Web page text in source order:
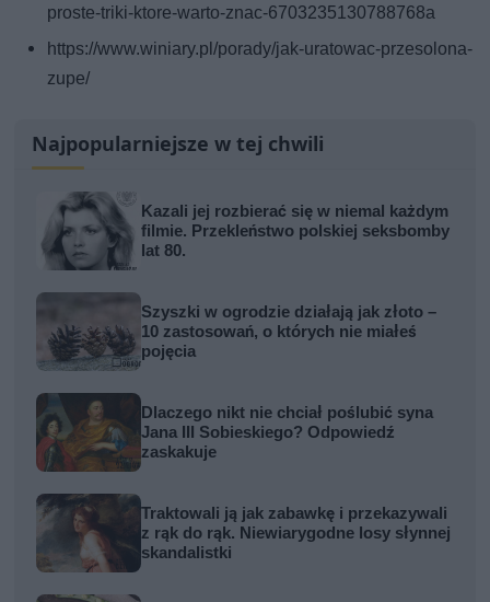
proste-triki-ktore-warto-znac-6703235130788768a
https://www.winiary.pl/porady/jak-uratowac-przesolona-
zupe/
Najpopularniejsze w tej chwili
Kazali jej rozbierać się w niemal każdym
filmie. Przekleństwo polskiej seksbomby
lat 80.
Szyszki w ogrodzie działają jak złoto –
10 zastosowań, o których nie miałeś
pojęcia
Dlaczego nikt nie chciał poślubić syna
Jana III Sobieskiego? Odpowiedź
zaskakuje
Traktowali ją jak zabawkę i przekazywali
z rąk do rąk. Niewiarygodne losy słynnej
skandalistki